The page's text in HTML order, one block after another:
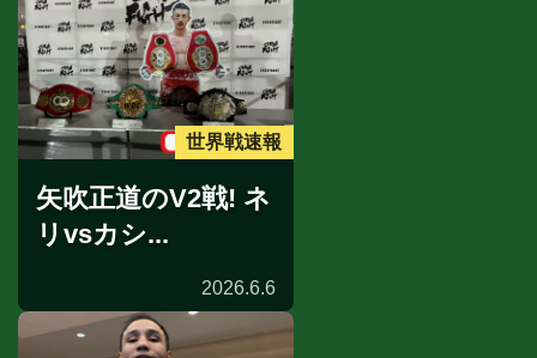
世界戦速報
矢吹正道のV2戦! ネ
リvsカシ...
2026.6.6